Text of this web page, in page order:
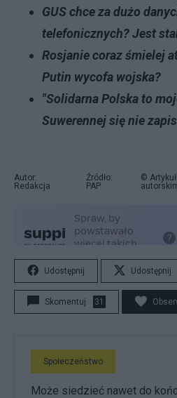
GUS chce za dużo
telefonicznych? Jest
Rosjanie coraz śmielej
Putin wycofa wojska?
"Solidarna Polska to
Suwerennej się nie
Autor:
Redakcja
Źródło:
PAP
©
Udostępnij Udostępnij
Skomentuj 31
Społeczeństwo
Może siedzieć nawet do